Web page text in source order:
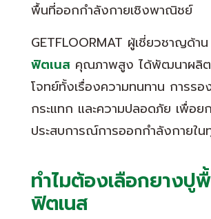
พื้นที่ออกกำลังกายเชิงพาณิชย์
GETFLOORMAT ผู้เชี่ยวชาญด้าน
ฟิตเนส คุณภาพสูง ได้พัฒนาผลิ
โจทย์ทั้งเรื่องความทนทาน การรอ
กระแทก และความปลอดภัย เพื่อย
ประสบการณ์การออกกำลังกายใน
ทำไมต้องเลือกยางปู
ฟิตเนส